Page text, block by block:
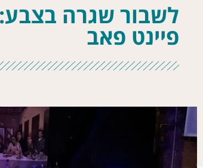
לשבור שגרה
פיינט פאב